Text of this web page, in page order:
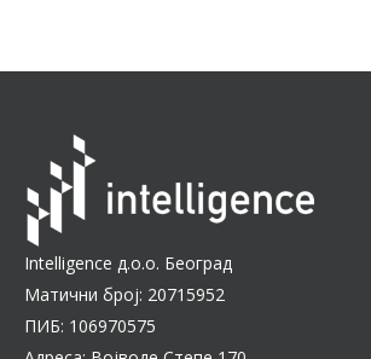
Intelligence д.о.о. Београд
Матични број: 20715952
ПИБ: 106970575